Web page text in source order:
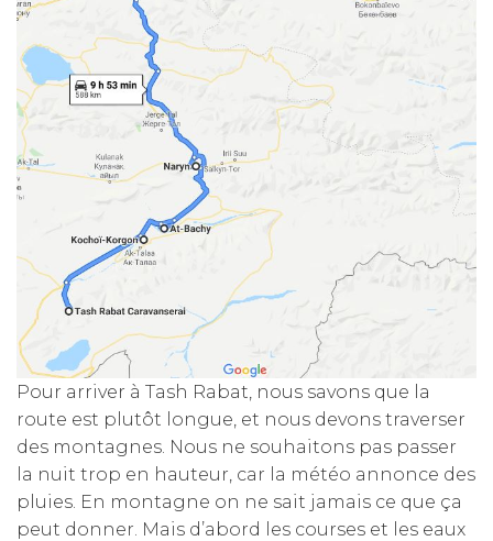
Pour arriver à Tash Rabat, nous savons que la
route est plutôt longue, et nous devons traverser
des montagnes. Nous ne souhaitons pas passer
la nuit trop en hauteur, car la météo annonce des
pluies. En montagne on ne sait jamais ce que ça
peut donner. Mais d’abord les courses et les eaux